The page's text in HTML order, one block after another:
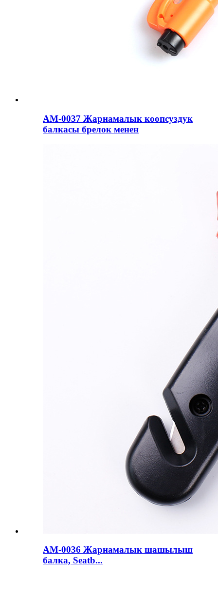
AM-0037 Жарнамалык коопсуздук
балкасы брелок менен
AM-0036 Жарнамалык шашылыш
балка, Seatb...